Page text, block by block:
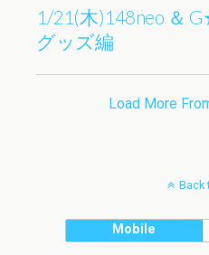
1/21(木)148neo ＆
グッズ編
Load More
Back
Mobile